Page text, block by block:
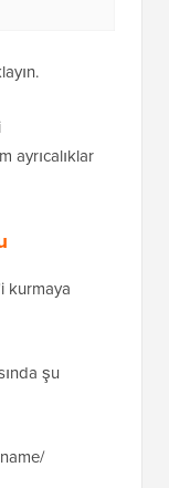
ayrıcalıklar
kurmaya
şu